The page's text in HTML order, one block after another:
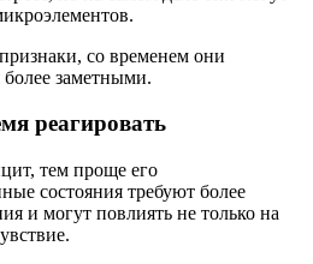
со временем они
более заметными.
реагировать
тем проще его
состояния требуют более
и могут повлиять не только на